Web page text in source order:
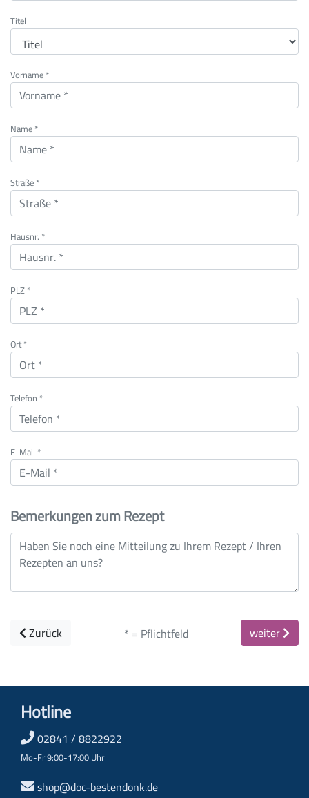
Titel
Vorname *
Name *
Straße *
Hausnr. *
PLZ *
Ort *
Telefon *
E-Mail *
Bemerkungen zum Rezept
Zurück * = Pflichtfeld weiter
Hotline
02841 / 8822922
Mo-Fr 9:00-17:00 Uhr
shop@doc-bestendonk.de